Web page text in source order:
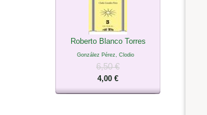
Roberto Blanco Torres
González Pérez, Clodio
6,50 €
4,00 €